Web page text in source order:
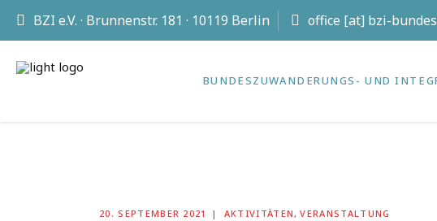
BZI e.V. · Brunnenstr. 181 · 10119 Berlin office [at] bzi-
BUNDES­ZUWANDERUNGS- UND
20. SEPTEMBER 2021 AKTIVITÄTEN,VERANSTALTUNG